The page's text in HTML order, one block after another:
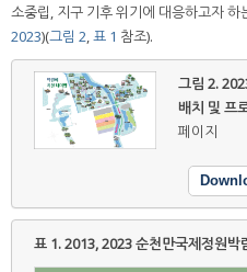
소중립, 지구 기후 위기에 대응하고자
2023)(그림 2,표 1 참조).
그림 2.
배치 및 프
페이지
표 1.2013, 2023 순천만국제정원박